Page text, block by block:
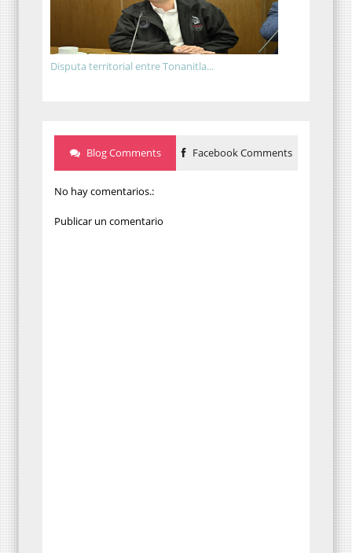
Disputa territorial entre Tonanitla...
Blog Comments Facebook Comments
No hay comentarios.:
Publicar un comentario